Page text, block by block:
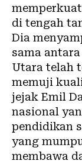
di tengah
Dia
sama
Utara telah
memuji
jejak Emil
nasional
pendidikan
yang
membawa